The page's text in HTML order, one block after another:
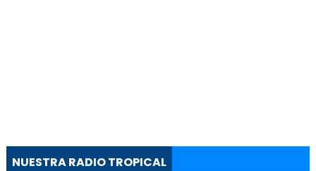
NUESTRA RADIO TROPICAL